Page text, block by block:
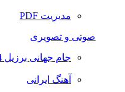
مدیریت PDF
صوتی و تصویری
جام جهانی برزیل 2014
آهنگ ایرانی